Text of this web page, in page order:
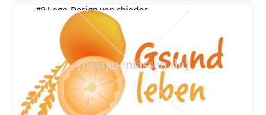
#9 Logo-Design von chiodos